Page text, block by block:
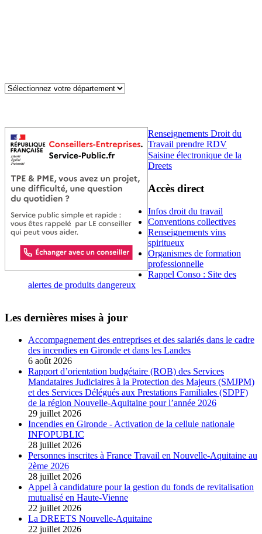
Renseignements Droit du
Travail prendre RDV
Saisine électronique de la
Dreets
Accès direct
Infos droit du travail
Conventions collectives
Renseignements vins
spiritueux
Organismes de formation
professionnelle
Rappel Conso : Site des
alertes de produits dangereux
Les dernières mises à jour
Accompagnement des entreprises et des salariés dans le cadre
des incendies en Gironde et dans les Landes
6 août 2026
Rapport d’orientation budgétaire (ROB) des Services
Mandataires Judiciaires à la Protection des Majeurs (SMJPM)
et des Services Délégués aux Prestations Familiales (SDPF)
de la région Nouvelle-Aquitaine pour l’année 2026
29 juillet 2026
Incendies en Gironde - Activation de la cellule nationale
INFOPUBLIC
28 juillet 2026
Personnes inscrites à France Travail en Nouvelle-Aquitaine au
2ème 2026
28 juillet 2026
Appel à candidature pour la gestion du fonds de revitalisation
mutualisé en Haute-Vienne
22 juillet 2026
La DREETS Nouvelle-Aquitaine
22 juillet 2026